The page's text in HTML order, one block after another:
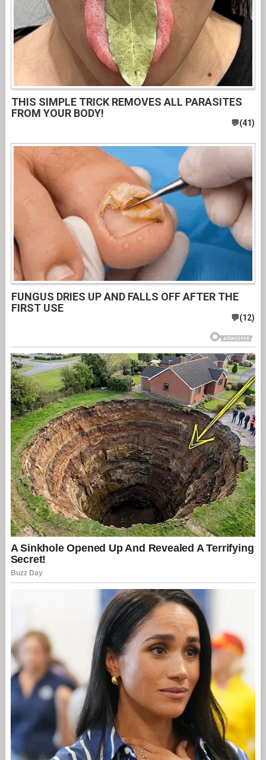
THIS SIMPLE TRICK REMOVES ALL PARASITES
FROM YOUR BODY!
FUNGUS DRIES UP AND FALLS OFF AFTER THE
FIRST USE